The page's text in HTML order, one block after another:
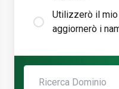
Utilizzerò il
aggiornerò i